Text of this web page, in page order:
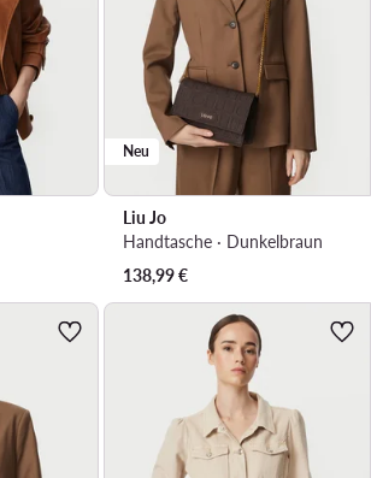
Neu
Liu Jo
Handtasche · Dunkelbraun
138,99€